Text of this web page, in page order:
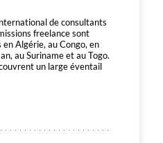
de consultants
freelance sont
Algérie, au Congo, en
au Suriname et au Togo.
un large éventail